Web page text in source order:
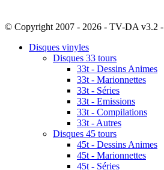
© Copyright 2007 - 2026 - TV-DA v3.2 -
Disques vinyles
Disques 33 tours
33t - Dessins Animes
33t - Marionnettes
33t - Séries
33t - Emissions
33t - Compilations
33t - Autres
Disques 45 tours
45t - Dessins Animes
45t - Marionnettes
45t - Séries